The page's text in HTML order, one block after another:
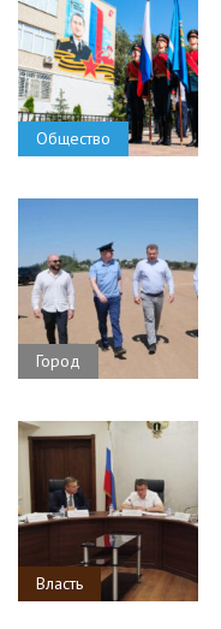
Общество
Город
Власть